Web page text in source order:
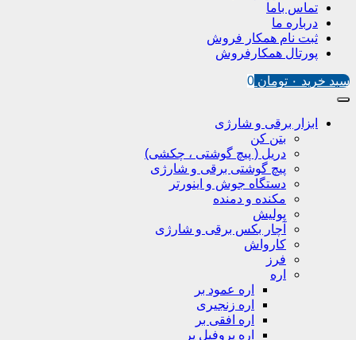
تماس باما
درباره ما
ثبت نام همکار فروش
پورتال همکارفروش
سبد خرید ۰ تومان 0
ابزار برقی و شارژی
بتن کن
دریل ( پیچ گوشتی ، چکشی)
پیچ گوشتی برقی و شارژی
دستگاه جوش و اینورتر
مکنده و دمنده
پولیش
آچار بکس برقی و شارژی
کارواش
فرز
اره
اره عمود بر
اره زنجیری
اره افقی بر
اره پروفیل پر